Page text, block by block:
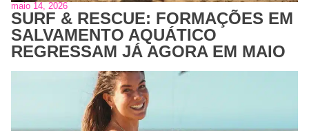
maio 14, 2026
SURF & RESCUE: FORMAÇÕES EM
SALVAMENTO AQUÁTICO
REGRESSAM JÁ AGORA EM MAIO